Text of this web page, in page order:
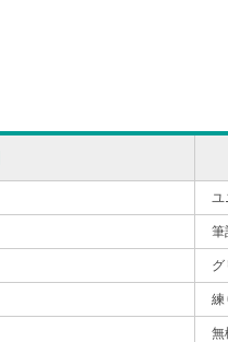
ユ
筆
グ
練
無